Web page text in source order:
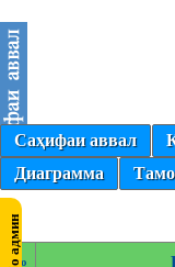
Саҳифаи аввал
Диаграмма
№